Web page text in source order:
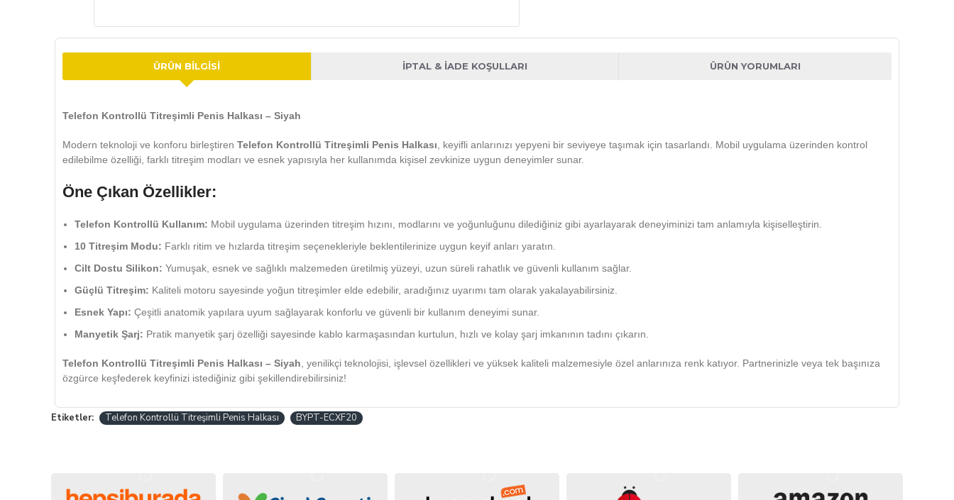
ÜRÜN BILGISI İPTAL & İADE KOŞULLARI ÜRÜN YORUMLARI
Telefon Kontrollü Titreşimli Penis Halkası – Siyah
Modern teknoloji ve konforu birleştiren Telefon Kontrollü Titreşimli Penis Halkası , keyifli anlarınızı yepyeni bir seviyeye taşımak için tasarlandı. Mobil uygulama üzerinden kontrol
edilebilme özelliği, farklı titreşim modları ve esnek yapısıyla her kullanımda kişisel zevkinize uygun deneyimler sunar.
Öne Çıkan Özellikler:
Telefon Kontrollü Kullanım: Mobil uygulama üzerinden titreşim hızını, modlarını ve yoğunluğunu dilediğiniz gibi ayarlayarak deneyiminizi tam anlamıyla kişiselleştirin.
10 Titreşim Modu: Farklı ritim ve hızlarda titreşim seçenekleriyle beklentilerinize uygun keyif anları yaratın.
Cilt Dostu Silikon: Yumuşak, esnek ve sağlıklı malzemeden üretilmiş yüzeyi, uzun süreli rahatlık ve güvenli kullanım sağlar.
Güçlü Titreşim: Kaliteli motoru sayesinde yoğun titreşimler elde edebilir, aradığınız uyarımı tam olarak yakalayabilirsiniz.
Esnek Yapı: Çeşitli anatomik yapılara uyum sağlayarak konforlu ve güvenli bir kullanım deneyimi sunar.
Manyetik Şarj: Pratik manyetik şarj özelliği sayesinde kablo karmaşasından kurtulun, hızlı ve kolay şarj imkanının tadını çıkarın.
Telefon Kontrollü Titreşimli Penis Halkası – Siyah , yenilikçi teknolojisi, işlevsel özellikleri ve yüksek kaliteli malzemesiyle özel anlarınıza renk katıyor. Partnerinizle veya tek başınıza
özgürce keşfederek keyfinizi istediğiniz gibi şekillendirebilirsiniz!
Etiketler: Telefon Kontrollü Titreşimli Penis Halkası BYPT-ECXF20